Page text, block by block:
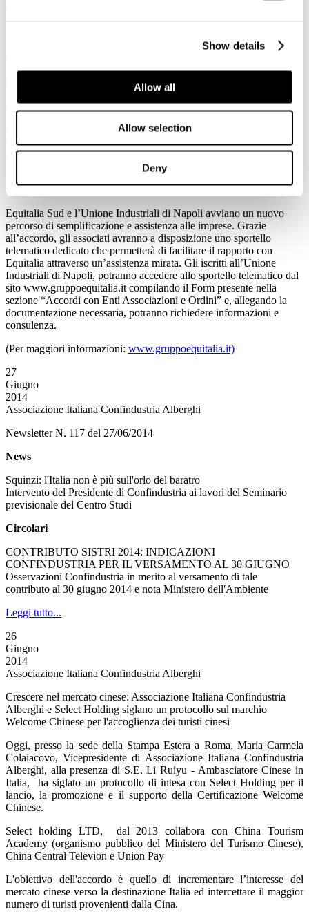
Show details
Allow all
Allow selection
Deny
italiana Confindustria Alberghi, alla presenza dell’Ambasciatore
Select Holding per il lancio, la promozione e il supporto della
certificazione del marchio Welcome Chinese.
Leggi tutto...
Giugno
2014
Parte la collaborazione tra Equitalia Sud e Unione Industriali Napoli
Equitalia Sud e l’Unione Industriali di Napoli avviano un nuovo
percorso di semplificazione e assistenza alle imprese. Grazie
all’accordo, gli associati avranno a disposizione uno sportello
telematico dedicato che permetterà di facilitare il rapporto con
Equitalia attraverso un’assistenza mirata. Gli iscritti all’Unione
Industriali di Napoli, potranno accedere allo sportello telematico dal
sito www.gruppoequitalia.it compilando il Form presente nella
sezione “Accordi con Enti Associazioni e Ordini” e, allegando la
documentazione necessaria, potranno richiedere informazioni e
consulenza.
(Per maggiori informazioni: www.gruppoequitalia.it)
27
Giugno
2014
Associazione Italiana Confindustria Alberghi
Newsletter N. 117 del 27/06/2014
News
Squinzi: l'Italia non è più sull'orlo del baratro
Intervento del Presidente di Confindustria ai lavori del Seminario
previsionale del Centro Studi
Circolari
CONTRIBUTO SISTRI 2014: INDICAZIONI
CONFINDUSTRIA PER IL VERSAMENTO AL 30 GIUGNO
Osservazioni Confindustria in merito al versamento di tale
contributo al 30 giugno 2014 e nota Ministero dell'Ambiente
Leggi tutto...
26
Giugno
2014
Associazione Italiana Confindustria Alberghi
Crescere nel mercato cinese: Associazione Italiana Confindustria
Alberghi e Select Holding siglano un protocollo sul marchio
Welcome Chinese per l'accoglienza dei turisti cinesi
Oggi, presso la sede della Stampa Estera a Roma, Maria Carmela
Colaiacovo, Vicepresidente di Associazione Italiana Confindustria
Alberghi, alla presenza di S.E. Li Ruiyu - Ambasciatore Cinese in
Italia, ha siglato un protocollo di intesa con Select Holding per il
lancio, la promozione e il supporto della Certificazione Welcome
Chinese.
Select holding LTD, dal 2013 collabora con China Tourism
Academy (organismo pubblico del Ministero del Turismo Cinese),
China Central Televion e Union Pay
L'obiettivo dell'accordo è quello di incrementare l’interesse del
mercato cinese verso la destinazione Italia ed intercettare il maggior
numero di turisti provenienti dalla Cina.